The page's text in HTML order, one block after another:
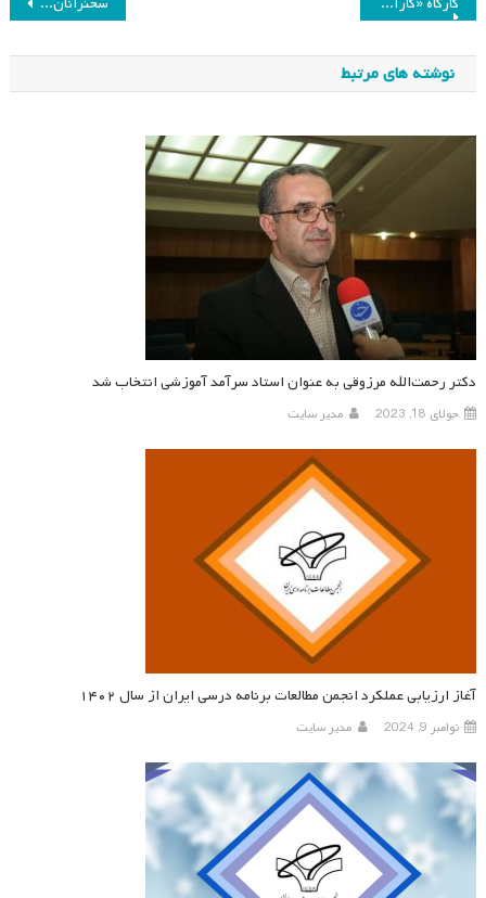
نوشته
نوشته های مرتبط
دکتر رحمت‌الله مرزوقی به عنوان استاد سرآمد آموزشی انتخاب شد
جولای 18, 2023 مدیر سایت
آغاز ارزیابی عملکرد انجمن مطالعات برنامه درسی ایران از سال ۱۴۰۲
نوامبر 9, 2024 مدیر سایت